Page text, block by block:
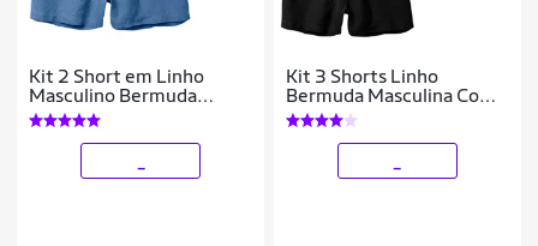
Kit 2 Short em Linho
Masculino Bermuda
Moderna e Confortável
Kit 3 Shorts Linho
Bermuda Masculina Com
Cordão Estilo Casual